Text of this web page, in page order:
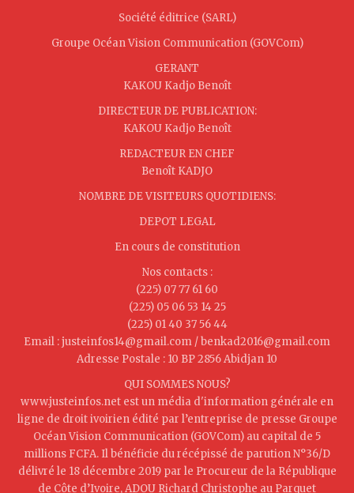
Société éditrice (SARL)
Groupe Océan Vision Communication (GOVCom)
GERANT
KAKOU Kadjo Benoît
DIRECTEUR DE PUBLICATION:
KAKOU Kadjo Benoît
REDACTEUR EN CHEF
Benoît KADJO
NOMBRE DE VISITEURS QUOTIDIENS:
DEPOT LEGAL
En cours de constitution
Nos contacts :
(225) 07 77 61 60
(225) 05 06 53 14 25
(225) 01 40 37 56 44
Email : justeinfos14@gmail.com / benkad2016@gmail.com
Adresse Postale : 10 BP 2856 Abidjan 10
QUI SOMMES NOUS?
www.justeinfos.net est un média d'information générale en
ligne de droit ivoirien édité par l’entreprise de presse Groupe
Océan Vision Communication (GOVCom) au capital de 5
millions FCFA. Il bénéficie du récépissé de parution N°36/D
délivré le 18 décembre 2019 par le Procureur de la République
de Côte d’Ivoire, ADOU Richard Christophe au Parquet